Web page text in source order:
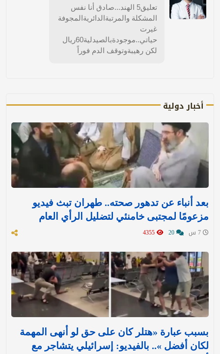
تعليق5 الهند...صادق أنا نفس
المشكلة والمرتبةالدائريةالمجوفة
غيرت
حياتي..موجودةبالصيدلية60ريال
لكن رهيبةوتوقف الدم فوراً
أخبار دولية
بعد أنباء عن تدهور صحته.. طهران تبث فيديو
مزعومًا لمجتبى خامنئي لتضليل الرأي العام
بسبب عبارة «هتلر كان على حق لو أنهى المهمة
لكان أفضل ».. بالفيديو: إسرائيلي يتشاجر مع